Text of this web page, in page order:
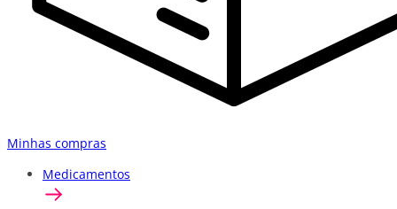
Minhas compras
Medicamentos